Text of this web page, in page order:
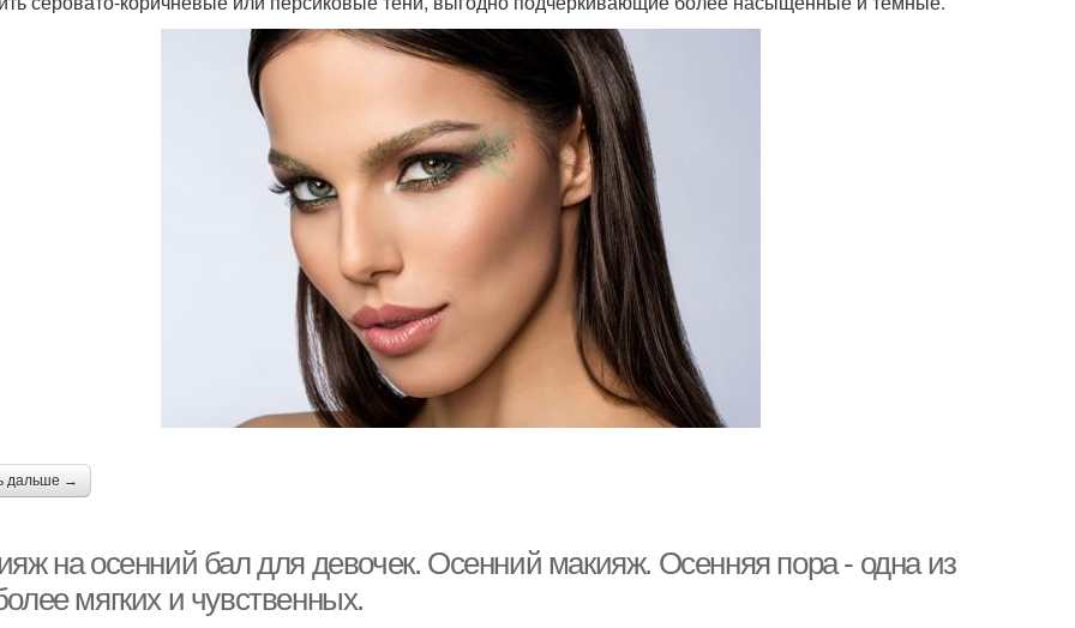
дальше →
на осенний бал для девочек. Осенний макияж. Осенняя пора - одна из
мягких и чувственных.